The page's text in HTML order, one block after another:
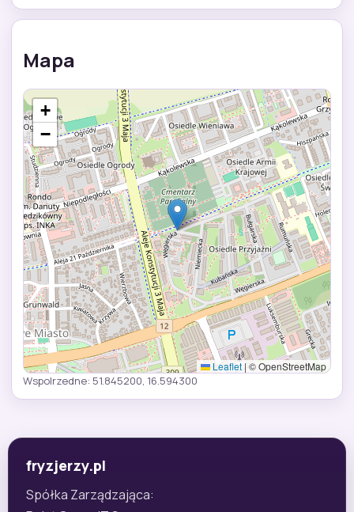
Mapa
+
−
Leaflet | © OpenStreetMap
Wspolrzedne: 51.845200, 16.594300
fryzjerzy.pl
Spółka Zarządzająca: